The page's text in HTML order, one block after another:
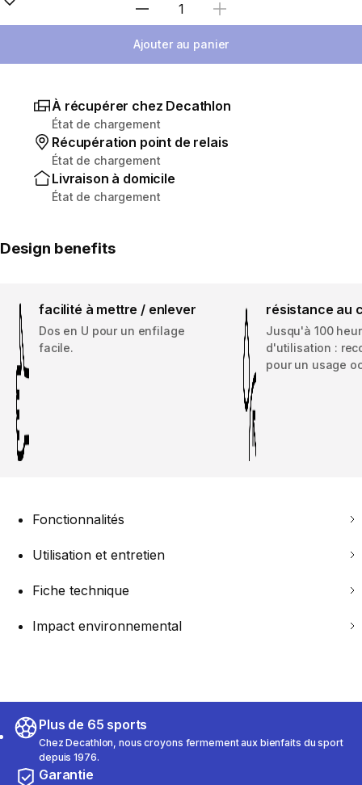
Sélectionnez la quantité
Ajouter au panier
À récupérer chez Decathlon
État de chargement
Récupération point de relais
État de chargement
Livraison à domicile
État de chargement
Design benefits
facilité à mettre / enlever
Dos en U pour un enfilage
facile.
résistance au
Jusqu'à 100
d'utilisation :
pour un usage
Fonctionnalités
Utilisation et entretien
Fiche technique
Impact environnemental
Plus de 65 sports
Chez Decathlon, nous croyons fermement aux bienfaits du sport
depuis 1976.
Garantie